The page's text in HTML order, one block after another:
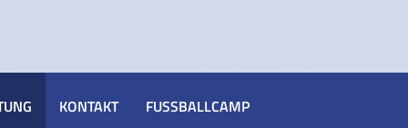
KONTAKT FUSSBALLCAMP